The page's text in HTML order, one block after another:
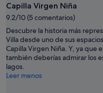
7
ago
noche,
7
ago
-
8
ago
fin
de
semana,
7
ago
-
9
ago
para
el
próximo
fin
de
semana,
14
ago
Capilla Virgen Niña
9.2/10 (5 comentarios)
Descubre la historia más
Villa desde uno de sus
Capilla Virgen Niña. Y, ya que
también deberías admirar los
lagos.
Leer menos